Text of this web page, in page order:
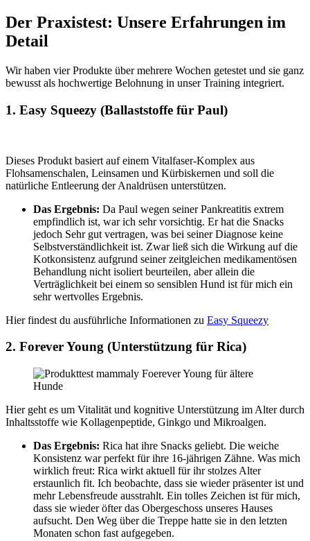
Der Praxistest: Unsere Erfahrungen im
Detail
Wir haben vier Produkte über mehrere Wochen getestet und sie ganz
bewusst als hochwertige Belohnung in unser Training integriert.
1. Easy Squeezy (Ballaststoffe für Paul)
Dieses Produkt basiert auf einem Vitalfaser-Komplex aus
Flohsamenschalen, Leinsamen und Kürbiskernen und soll die
natürliche Entleerung der Analdrüsen unterstützen.
Das Ergebnis: Da Paul wegen seiner Pankreatitis extrem
empfindlich ist, war ich sehr vorsichtig. Er hat die Snacks
jedoch Sehr gut vertragen, was bei seiner Diagnose keine
Selbstverständlichkeit ist. Zwar ließ sich die Wirkung auf die
Kotkonsistenz aufgrund seiner zeitgleichen medikamentösen
Behandlung nicht isoliert beurteilen, aber allein die
Verträglichkeit bei einem so sensiblen Hund ist für mich ein
sehr wertvolles Ergebnis.
Hier findest du ausführliche Informationen zu Easy Squeezy
2. Forever Young (Unterstützung für Rica)
Hier geht es um Vitalität und kognitive Unterstützung im Alter durch
Inhaltsstoffe wie Kollagenpeptide, Ginkgo und Mikroalgen.
Das Ergebnis: Rica hat ihre Snacks geliebt. Die weiche
Konsistenz war perfekt für ihre 16-jährigen Zähne. Was mich
wirklich freut: Rica wirkt aktuell für ihr stolzes Alter
erstaunlich fit. Ich beobachte, dass sie wieder präsenter ist und
mehr Lebensfreude ausstrahlt. Ein tolles Zeichen ist für mich,
dass sie wieder öfter das Obergeschoss unseres Hauses
aufsucht. Den Weg über die Treppe hatte sie in den letzten
Monaten schon fast aufgegeben.